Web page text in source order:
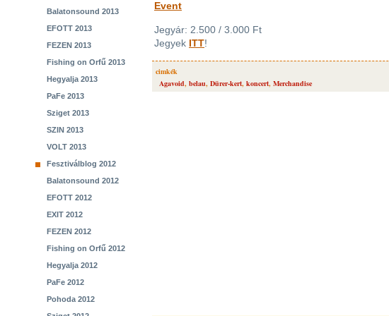
Balatonsound 2013
EFOTT 2013
FEZEN 2013
Fishing on Orfű 2013
Hegyalja 2013
PaFe 2013
Sziget 2013
SZIN 2013
VOLT 2013
Fesztiválblog 2012
Balatonsound 2012
EFOTT 2012
EXIT 2012
FEZEN 2012
Fishing on Orfű 2012
Hegyalja 2012
PaFe 2012
Pohoda 2012
Event
Jegyár: 2.500 / 3.000 Ft
Jegyek ITT!
cimkék
Agavoid, belau, Dürer-kert, koncert, Merchandise